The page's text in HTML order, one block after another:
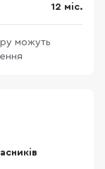
12 міс.
можуть